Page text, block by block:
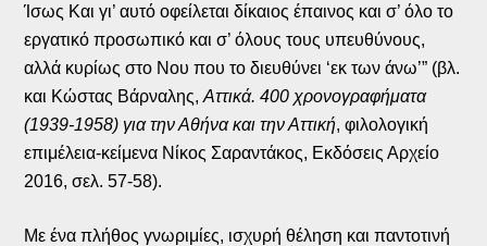
Ίσως Και γι’ αυτό οφείλεται δίκαιος έπαινος και σ’ όλο το
εργατικό προσωπικό και σ’ όλους τους υπευθύνους,
αλλά κυρίως στο Νου που το διευθύνει ‘εκ των άνω’” (βλ.
και Κώστας Βάρναλης,Αττικά. 400 χρονογραφήματα
(1939-1958) για την Αθήνα και την Αττική, φιλολογική
επιμέλεια-κείμενα Νίκος Σαραντάκος, Εκδόσεις Αρχείο
2016, σελ. 57-58).
Με ένα πλήθος γνωριμίες, ισχυρή θέληση και παντοτινή